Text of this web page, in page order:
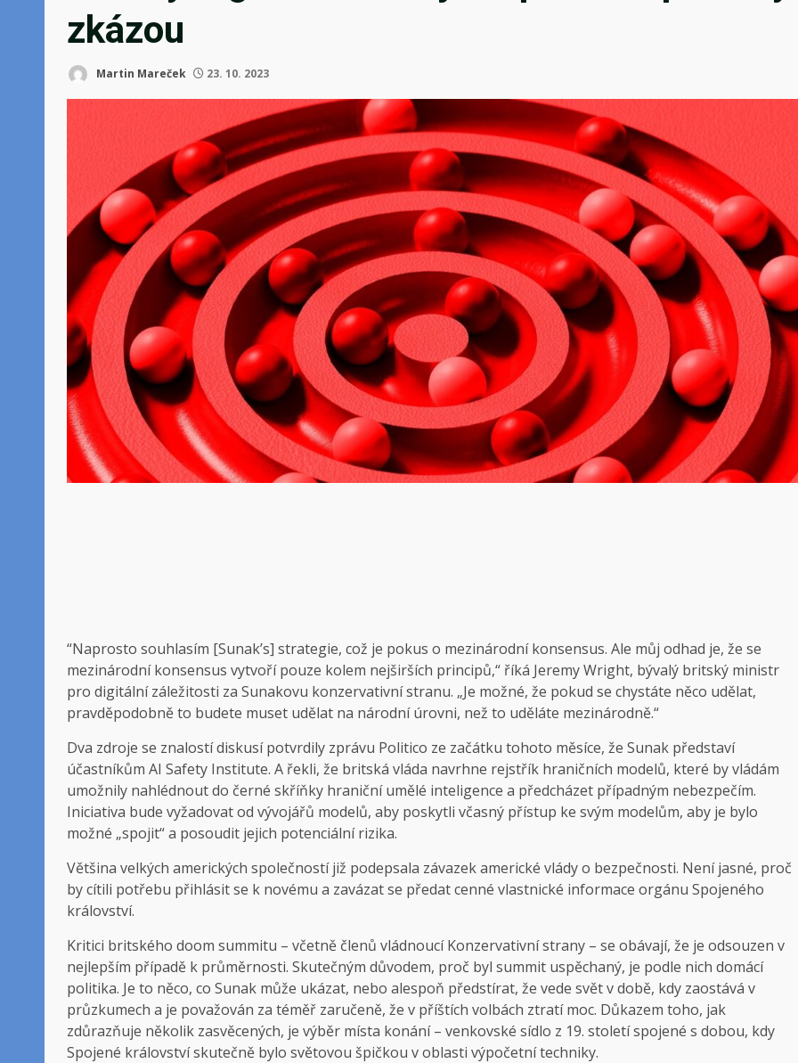
zkázou
Martin Mareček 23. 10. 2023
“Naprosto souhlasím [Sunak’s] strategie, což je pokus o mezinárodní konsensus. Ale můj odhad je, že se
mezinárodní konsensus vytvoří pouze kolem nejširších principů,“ říká Jeremy Wright, bývalý britský ministr
pro digitální záležitosti za Sunakovu konzervativní stranu. „Je možné, že pokud se chystáte něco udělat,
pravděpodobně to budete muset udělat na národní úrovni, než to uděláte mezinárodně.“
Dva zdroje se znalostí diskusí potvrdily zprávu Politico ze začátku tohoto měsíce, že Sunak představí
účastníkům AI Safety Institute. A řekli, že britská vláda navrhne rejstřík hraničních modelů, které by vládám
umožnily nahlédnout do černé skříňky hraniční umělé inteligence a předcházet případným nebezpečím.
Iniciativa bude vyžadovat od vývojářů modelů, aby poskytli včasný přístup ke svým modelům, aby je bylo
možné „spojit“ a posoudit jejich potenciální rizika.
Většina velkých amerických společností již podepsala závazek americké vlády o bezpečnosti. Není jasné, proč
by cítili potřebu přihlásit se k novému a zavázat se předat cenné vlastnické informace orgánu Spojeného
království.
Kritici britského doom summitu – včetně členů vládnoucí Konzervativní strany – se obávají, že je odsouzen v
nejlepším případě k průměrnosti. Skutečným důvodem, proč byl summit uspěchaný, je podle nich domácí
politika. Je to něco, co Sunak může ukázat, nebo alespoň předstírat, že vede svět v době, kdy zaostává v
průzkumech a je považován za téměř zaručeně, že v příštích volbách ztratí moc. Důkazem toho, jak
zdůrazňuje několik zasvěcených, je výběr místa konání – venkovské sídlo z 19. století spojené s dobou, kdy
Spojené království skutečně bylo světovou špičkou v oblasti výpočetní techniky.